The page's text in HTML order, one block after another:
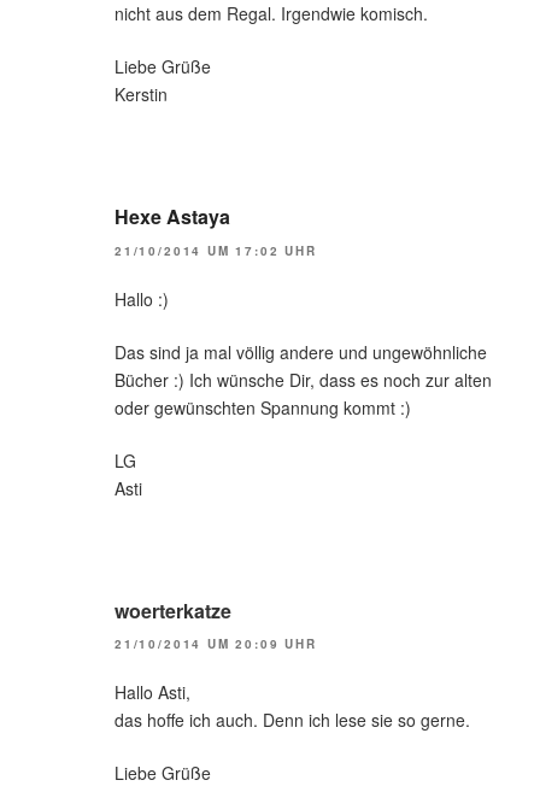
nicht aus dem Regal. Irgendwie komisch.
Liebe Grüße
Kerstin
Hexe Astaya
21/10/2014 UM 17:02 UHR
Hallo :)
Das sind ja mal völlig andere und ungewöhnliche
Bücher :) Ich wünsche Dir, dass es noch zur alten
oder gewünschten Spannung kommt :)
LG
Asti
woerterkatze
21/10/2014 UM 20:09 UHR
Hallo Asti,
das hoffe ich auch. Denn ich lese sie so gerne.
Liebe Grüße